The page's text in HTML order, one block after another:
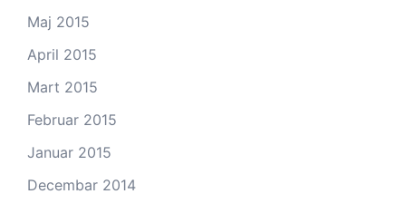
Maj 2015
April 2015
Mart 2015
Februar 2015
Januar 2015
Decembar 2014